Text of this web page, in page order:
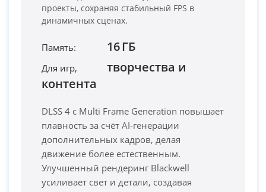
PC-Arena на карте Москвы — Яндекс Карты
проекты, сохраняя стабильный FPS в
динамичных сценах.
Память: 16 ГБ
Для игр,
творчества и
контента
DLSS 4 с Multi Frame Generation повышает
плавность за счёт AI-генерации
дополнительных кадров, делая
движение более естественным.
Улучшенный рендеринг Blackwell
усиливает свет и детали, создавая